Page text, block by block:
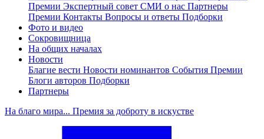
Премии Экспертный совет СМИ о нас Партнеры
Премии Контакты Вопросы и ответы Подборки
Фото и видео
Сокровищница
На общих началах
Новости
Благие вести Новости номинантов События Премии
Блоги авторов Подборки
Партнеры
На благо мира... Премия за доброту в искустве